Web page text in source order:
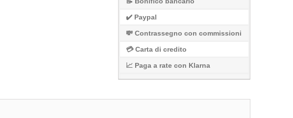
✔️ Paypal
💸 Contrassegno con commissioni
💳 Carta di credito
📈 Paga a rate con Klarna